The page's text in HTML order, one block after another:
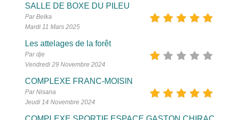
SALLE DE BOXE DU PILEU
Par Belka
Mardi 11 Mars 2025
Les attelages de la forêt
Par dje
Vendredi 29 Novembre 2024
COMPLEXE FRANC-MOISIN
Par Nisana
Jeudi 14 Novembre 2024